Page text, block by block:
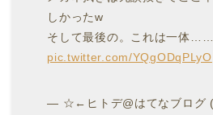
しかったw
そして最後の。これは一体……
pic.twitter.com/YQgODqPLyO
— ☆←ヒトデ@はてなブログ